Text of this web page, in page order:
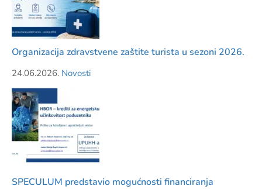
Organizacija zdravstvene zaštite turista u sezoni 2026.
24.06.2026. Novosti
SPECULUM predstavio mogućnosti financiranja